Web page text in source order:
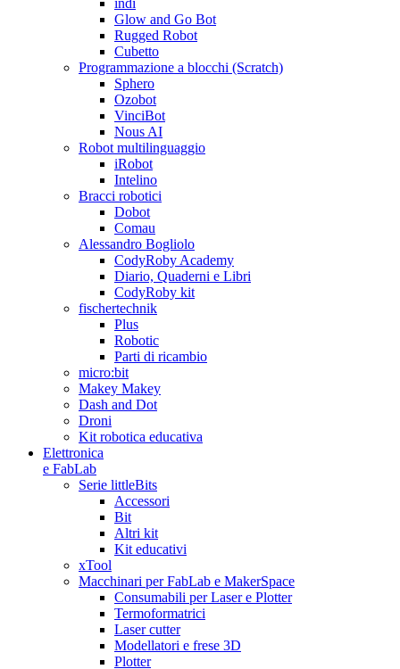
Glow and Go Bot
Rugged Robot
Cubetto
Programmazione a blocchi (Scratch)
Sphero
Ozobot
VinciBot
Nous AI
Robot multilinguaggio
iRobot
Intelino
Bracci robotici
Dobot
Comau
Alessandro Bogliolo
CodyRoby Academy
Diario, Quaderni e Libri
CodyRoby kit
fischertechnik
Plus
Robotic
Parti di ricambio
micro:bit
Makey Makey
Dash and Dot
Droni
Kit robotica educativa
Elettronica
e FabLab
Serie littleBits
Accessori
Bit
Altri kit
Kit educativi
xTool
Macchinari per FabLab e MakerSpace
Consumabili per Laser e Plotter
Termoformatrici
Laser cutter
Modellatori e frese 3D
Plotter